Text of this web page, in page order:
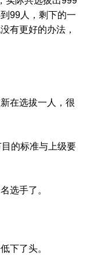
99人，剩下的一
有更好的办法，
在选拔一人，很
的标准与上级要
选手了。
下了头。